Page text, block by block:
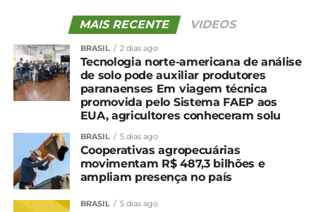
Decreto declara situação de emergência em
função da estiagem em todo o Paraná
NÃO PERCA
Cotação agrícola para a região de
Guarapuava e Irati
MAIS RECENTE VIDEOS
BRASIL 2 dias ago
Tecnologia norte-americana de análise
de solo pode auxiliar produtores
paranaenses Em viagem técnica
promovida pelo Sistema FAEP aos
EUA, agricultores conheceram solu
BRASIL 5 dias ago
Cooperativas agropecuárias
movimentam R$ 487,3 bilhões e
ampliam presença no país
BRASIL 5 dias ago